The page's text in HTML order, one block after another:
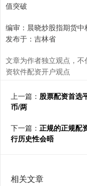
值突破
编审：晨晓炒股指期货中
发布于：吉林省
文章为作者独立观点，
资软件配资开户观点
上一篇： 股票配资首选
币/两
下一篇： 正规的正规配
行历史性会晤
相关文章